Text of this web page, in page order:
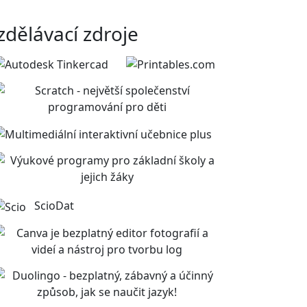
zdroje
ScioDat